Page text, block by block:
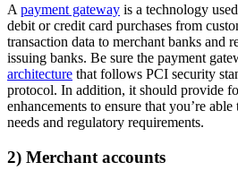
A payment gateway is a technology
debit or credit card purchases from
transaction data to merchant banks and
issuing banks. Be sure the payment
architecture that follows PCI security
protocol. In addition, it should provide
enhancements to ensure that you’re
needs and regulatory requirements.
2) Merchant accounts